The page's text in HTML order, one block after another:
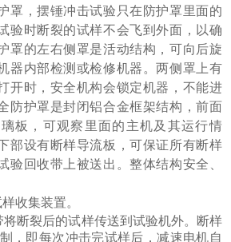
罩，摆锤冲击试验只在防护罩里面的
验时断裂的试样不会飞到外面，以确
罩的左右侧罩是活动结构，可向后旋
器内部检测或检修机器。两侧罩上有
开时，安全机构会锁定机器，不能进
防护罩是封闭铝合金框架结构，前面
板，可观察里面的主机及其运行情
部设有断样导流板，可保证所有断样
验回收带上被送出。整体结构安全、
样收集装置。
将断裂后的试样传送到试验机外。断样
，即每次冲击完试样后，减速电机自